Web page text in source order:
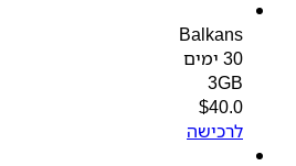
Balkans
3GB
$40.0
לרכישה